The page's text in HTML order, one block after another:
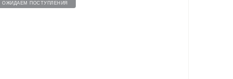
ОЖИДАЕМ ПОСТУПЛЕНИЯ